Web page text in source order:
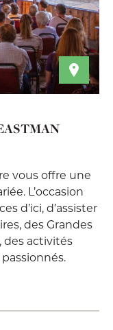
vous offre une
L’occasion
d’ici, d’assister
des Grandes
des activités